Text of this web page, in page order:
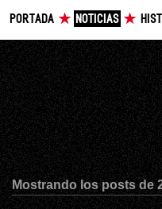
PORTADA NOTICIAS
Mostrando los posts de